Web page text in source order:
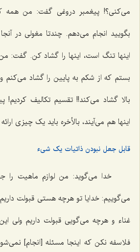
می‌کنی؟! پیغمبر دروغی گفت: من همه
بگویید انجام می‌دهم. چندتا مغولی در
اینها تنگ است، اینها را گشاد کن. گفت:
بستم که از شکم به پایین را گشاد می‌کنم و
بالا گشاد می‌کند!! تقسیم تکالیف کردیم!
اینها هم می‌آیند، بالأخره باید یک چیزی
قابل جعل نبودن ذاتیات یک شیء
خدا می‌گوید: من لوازم ماهیت را
می‌گوییم: خدایا تو هرچه هستی قبولت
غناء و هرچه می‌گویی قبولت داریم ولی
فلاسفه نکن که اینجا مسئله [انجام]